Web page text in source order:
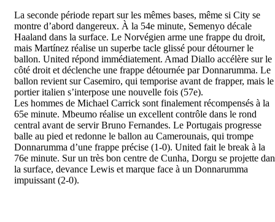
La seconde période repart sur les mêmes bases, même si City se
montre d’abord dangereux. À la 54e minute, Semenyo décale
Haaland dans la surface. Le Norvégien arme une frappe du droit,
mais Martínez réalise un superbe tacle glissé pour détourner le
ballon. United répond immédiatement. Amad Diallo accélère sur le
côté droit et déclenche une frappe détournée par Donnarumma. Le
ballon revient sur Casemiro, qui temporise avant de frapper, mais le
portier italien s’interpose une nouvelle fois (57e).
Les hommes de Michael Carrick sont finalement récompensés à la
65e minute. Mbeumo réalise un excellent contrôle dans le rond
central avant de servir Bruno Fernandes. Le Portugais progresse
balle au pied et redonne le ballon au Camerounais, qui trompe
Donnarumma d’une frappe précise (1-0). United fait le break à la
76e minute. Sur un très bon centre de Cunha, Dorgu se projette
la surface, devance Lewis et marque face à un Donnarumma
impuissant (2-0).